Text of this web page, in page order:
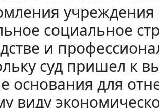
учреждения
социальное
и
суд пришел к
основания для
виду